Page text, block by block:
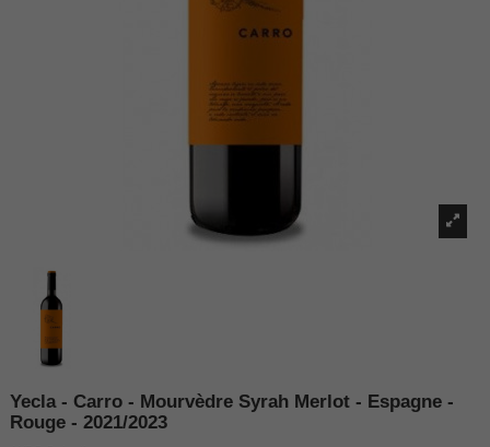
Yecla - Carro - Mourvèdre Syrah Merlot - Espagne -
Rouge - 2021/2023